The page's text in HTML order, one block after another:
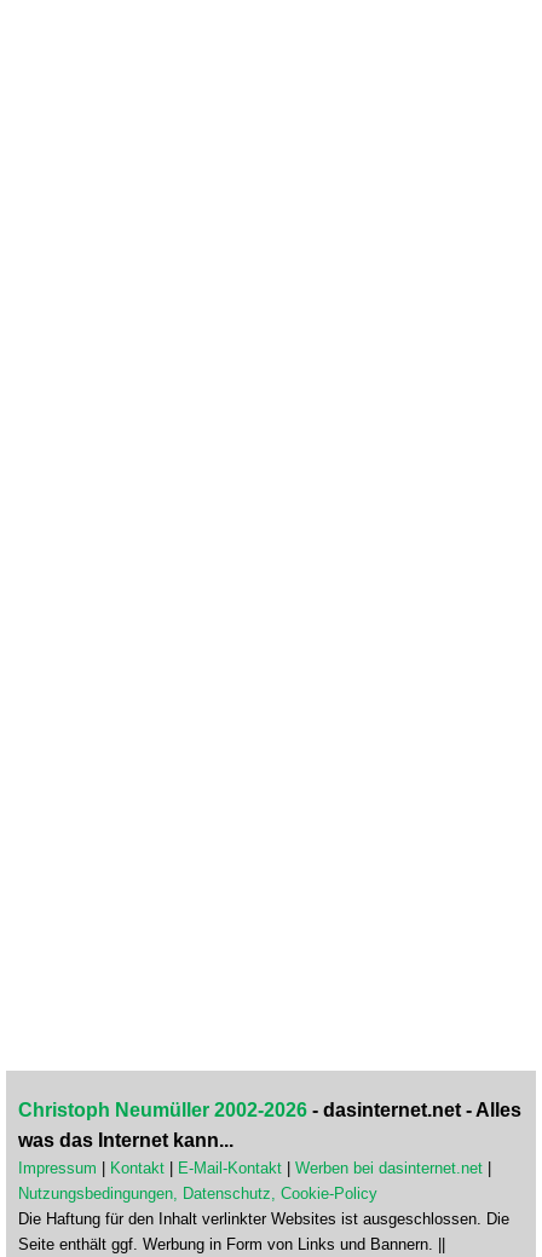
Christoph Neumüller 2002-2026 - dasinternet.net - Alles
was das Internet kann...
Impressum Kontakt E-Mail-Kontakt Werben bei dasinternet.net
Nutzungsbedingungen, Datenschutz, Cookie-Policy
Die Haftung für den Inhalt verlinkter Websites ist ausgeschlossen. Die
Seite enthält ggf. Werbung in Form von Links und Bannern. ||